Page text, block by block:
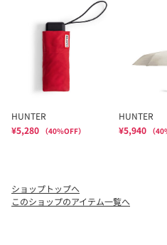
ショップトップへ
このショップのアイテム一覧へ